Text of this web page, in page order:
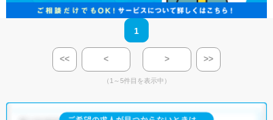
1
<< < > >>
（1～5件目を表示中）